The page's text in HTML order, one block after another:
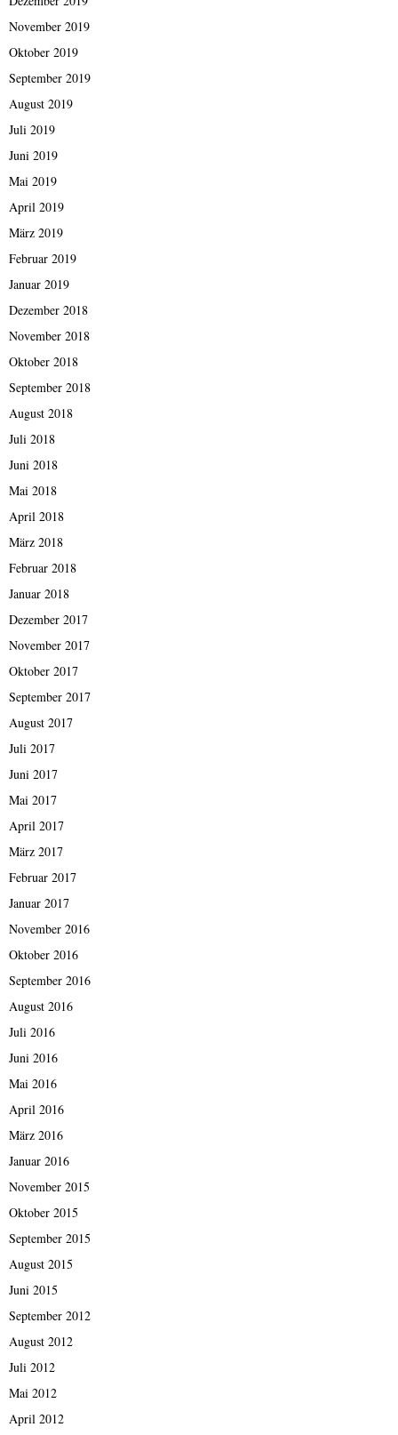
November 2019
Oktober 2019
September 2019
August 2019
Juli 2019
Juni 2019
Mai 2019
April 2019
März 2019
Februar 2019
Januar 2019
Dezember 2018
November 2018
Oktober 2018
September 2018
August 2018
Juli 2018
Juni 2018
Mai 2018
April 2018
März 2018
Februar 2018
Januar 2018
Dezember 2017
November 2017
Oktober 2017
September 2017
August 2017
Juli 2017
Juni 2017
Mai 2017
April 2017
März 2017
Februar 2017
Januar 2017
November 2016
Oktober 2016
September 2016
August 2016
Juli 2016
Juni 2016
Mai 2016
April 2016
März 2016
Januar 2016
November 2015
Oktober 2015
September 2015
August 2015
Juni 2015
September 2012
August 2012
Juli 2012
Mai 2012
April 2012